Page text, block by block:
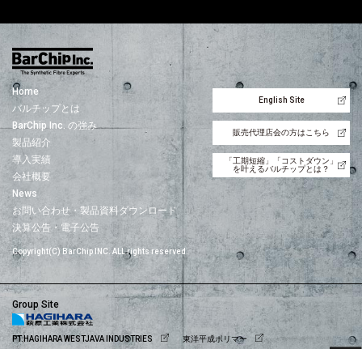
Home
バルチップとは
BarChip Inc. の強み
製品紹介
導入実績
会社概要
News
お問い合わせ・製品資料ダウンロード
決算公告・電子公告
Copyright(C) BarChip INC. ALL rights reserved.
English Site
販売代理店会の方はこちら
「工期短縮」「コストダウン」
を叶えるバルチップとは？
Group Site
PT.HAGIHARA WESTJAVA INDUSTRIES 東洋平成ポリマー